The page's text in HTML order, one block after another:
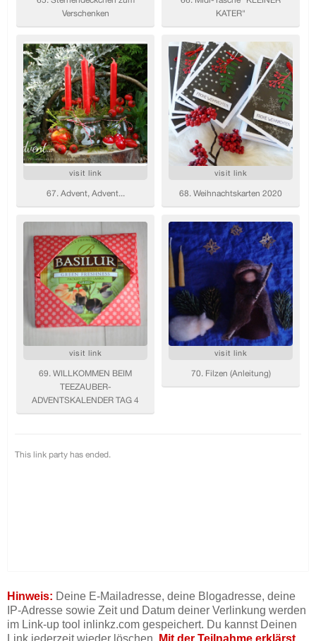
Hinweis: Deine E-Mailadresse, deine Blogadresse, deine
IP-Adresse sowie Zeit und Datum deiner Verlinkung werden
im Link-up tool inlinkz.com gespeichert. Du kannst Deinen
Link jederzeit wieder löschen.
Mit der Teilnahme erklärst